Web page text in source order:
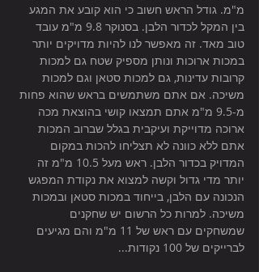
מ"מ. גודל הראש חשוב כי הוא קובע את המגע
בין המקל לכדור הלבן. בסנוקר 9.8 מ"מ עובד
טוב מאד. זה מאפשר לנו להיות מדויקים יותר
במכות ארוכות ונותן מספיק שטח גם למכות
קרובות עדינות, גם למכות סטאן וגם למכות
משיכה. אם אתם משתמשים בראש שהוא פחות
מ-9.5 מ"מ אתם תמצאו קושי בהוצאת מכה
ארוכה מדוייקת ועיקבית בגלל שברוב המכות
אתם ללא כוונה לא תצליחו להכות במקום
המדויק בכדור הלבן. ראש מעל 10.5 מ"מ זה
יותר מדי גדול וקשה למצוא את נקודת המפגש
הנכונה עם הלבן, בייחוד במכות סטאן ובמכות
משיכה. למרות כל הרשום יש שחקנים
שמשחקים עם ראש של 11 מ"מ והם מגיעים
לברייקים של 100 נקודות...